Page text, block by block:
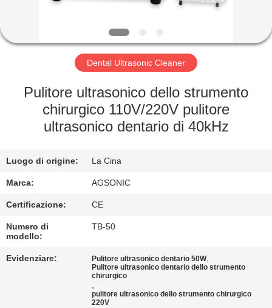
CIRCA
GIRO
DELLA
CONTROLLO
DI
QUALITÀ
CONTATTICI
Dental Ultrasonic Cleaner
Pulitore ultrasonico dello strumento
chirurgico 110V/220V pulitore
ultrasonico dentario di 40kHz
Luogo di origine: La Cina
Marca: AGSONIC
Certificazione: CE
Numero di
modello:
TB-50
Evidenziare: Pulitore ultrasonico dentario 50W,
Pulitore ultrasonico dentario dello strumento
chirurgico
,
pulitore ultrasonico dello strumento chirurgico
220V